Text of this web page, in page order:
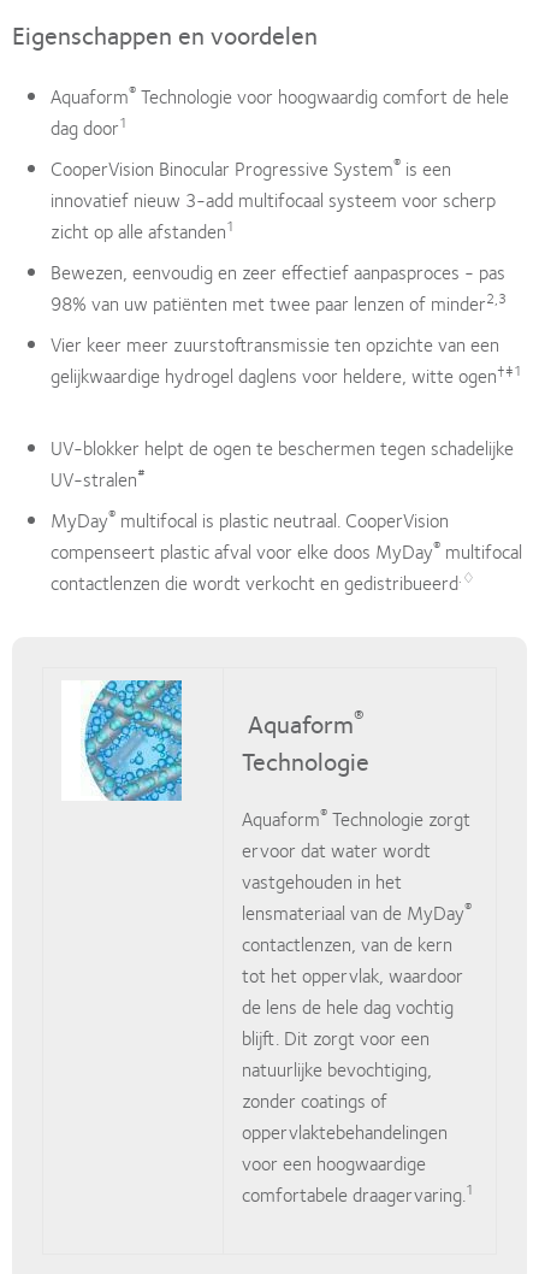
Eigenschappen en voordelen
Aquaform® Technologie voor hoogwaardig comfort de hele
dag door1
CooperVision Binocular Progressive System® is een
innovatief nieuw 3-add multifocaal systeem voor scherp
zicht op alle afstanden1
Bewezen, eenvoudig en zeer effectief aanpasproces - pas
98% van uw patiënten met twee paar lenzen of minder2,3
Vier keer meer zuurstoftransmissie ten opzichte van een
gelijkwaardige hydrogel daglens voor heldere, witte ogen†‡1
UV-blokker helpt de ogen te beschermen tegen schadelijke
UV-stralen#
MyDay® multifocal is plastic neutraal. CooperVision
compenseert plastic afval voor elke doos MyDay® multifocal
contactlenzen die wordt verkocht en gedistribueerd.♢
Aquaform®
Technologie
Aquaform® Technologie zorgt
ervoor dat water wordt
vastgehouden in het
lensmateriaal van de MyDay®
contactlenzen, van de kern
tot het oppervlak, waardoor
de lens de hele dag vochtig
blijft. Dit zorgt voor een
natuurlijke bevochtiging,
zonder coatings of
oppervlaktebehandelingen
voor een hoogwaardige
comfortabele draagervaring.1